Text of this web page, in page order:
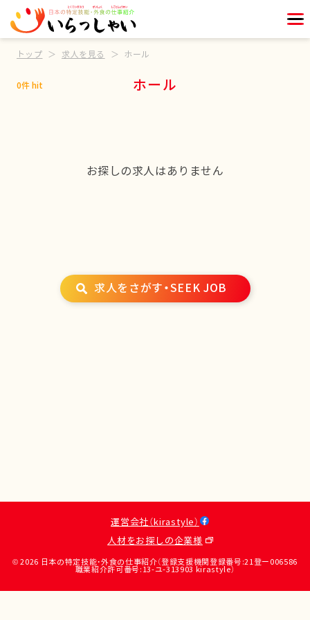
トップ 求人を見る ホール
ホール
0件 hit
お探しの求人はありません
求人をさがす・SEEK JOB
運営会社（kirastyle）
人材をお探しの企業様
© 2026 日本の特定技能・外食の仕事紹介（登録支援機関登録番号:21登ー006586
職業紹介許可番号:13-ユ-313903 kirastyle）